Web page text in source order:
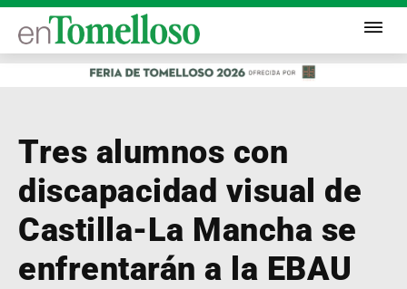
Tres alumnos con
discapacidad visual de
Castilla-La Mancha se
enfrentarán a la EBAU